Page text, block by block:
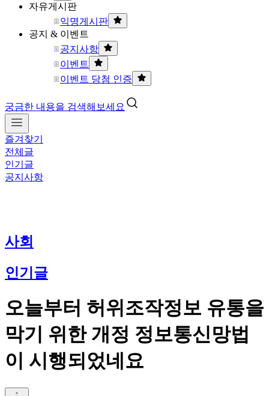
자유게시판
익명게시판
공지 & 이벤트
공지사항
이벤트
이벤트 당첨 인증
궁금한 내용을 검색해보세요
즐겨찾기
전체글
인기글
공지사항
사회
인기글
오늘부터 허위조작정보 유통을
막기 위한 개정 정보통신망법
이 시행되었네요